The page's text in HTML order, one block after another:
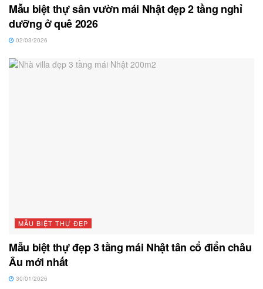
Mẫu biệt thự sân vườn mái Nhật đẹp 2 tầng nghỉ
dưỡng ở quê 2026
02/03/2026
MẪU BIỆT THỰ ĐẸP
Mẫu biệt thự đẹp 3 tầng mái Nhật tân cổ điển châu
Âu mới nhất
30/01/2026